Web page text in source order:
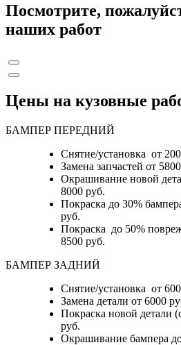
Посмотрите,
наших работ
Цены на кузовные
БАМПЕР ПЕРЕДНИЙ
Снятие/установка от
Замена запчастей от
Окрашивание новой
8000 руб.
Покраска до 30%
руб.
Покраска до 50%
8500 руб.
БАМПЕР ЗАДНИЙ
Снятие/установка от
Замена детали от 6000
Покраска новой детали
руб.
Окрашивание бампера